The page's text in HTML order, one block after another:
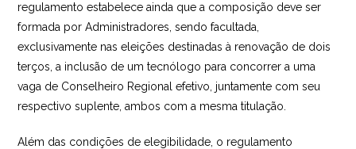
regulamento estabelece ainda que a composição deve ser
formada por Administradores, sendo facultada,
exclusivamente nas eleições destinadas à renovação de dois
terços, a inclusão de um tecnólogo para concorrer a uma
vaga de Conselheiro Regional efetivo, juntamente com seu
respectivo suplente, ambos com a mesma titulação.
Além das condições de elegibilidade, o regulamento